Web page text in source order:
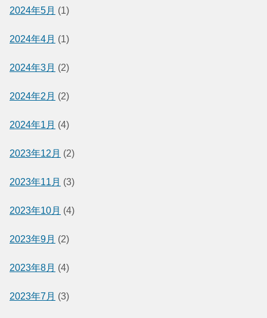
2024年5月 (1)
2024年4月 (1)
2024年3月 (2)
2024年2月 (2)
2024年1月 (4)
2023年12月 (2)
2023年11月 (3)
2023年10月 (4)
2023年9月 (2)
2023年8月 (4)
2023年7月 (3)